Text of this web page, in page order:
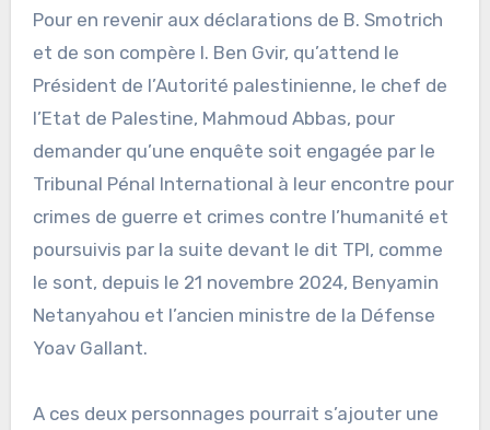
Pour en revenir aux déclarations de B. Smotrich
et de son compère I. Ben Gvir, qu’attend le
Président de l’Autorité palestinienne, le chef de
l’Etat de Palestine, Mahmoud Abbas, pour
demander qu’une enquête soit engagée par le
Tribunal Pénal International à leur encontre pour
crimes de guerre et crimes contre l’humanité et
poursuivis par la suite devant le dit TPI, comme
le sont, depuis le 21 novembre 2024, Benyamin
Netanyahou et l’ancien ministre de la Défense
Yoav Gallant.
A ces deux personnages pourrait s’ajouter une